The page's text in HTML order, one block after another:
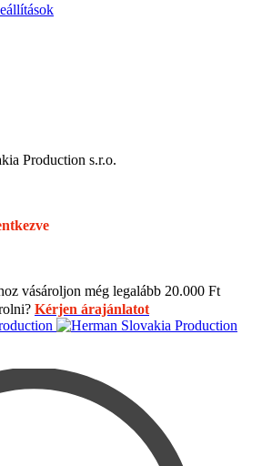
Production s.r.o.
vásároljon még legalább 20.000 Ft
Kérjen árajánlatot